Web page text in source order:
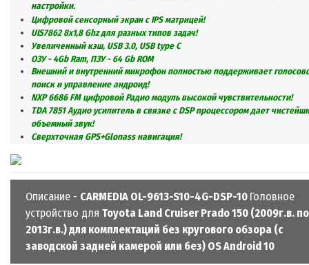
настройки.
Цифровой сенсорный экран с IPS матрицей!
UIS7862 8x1,8 Ghz для разных типов задач!
Увеличенный кэш, USB 3.0, USB type C
ОЗУ - 4Gb Ram, ПЗУ - 64 Gb ROM
Внешний и внутренний микрофон полностью поддерживает
поиск и управление андроид!
NXP 6686 FM цифровой Радио модуль высокой чувствительности!
TDA 7851Аудио усилитель в связке с DSP процессором дает
объемный звук!
Сверхточная GPS+Glonass навигация!
Описание - CARMEDIA OL-9613-S10-4G-DSP-10 Головное
устройство для Toyota Land Cruiser Prado 150 (2009г.в. по
2013г.в.) для комплектаций без кругового обзора (с
заводской задней камерой или без) OS Android 10